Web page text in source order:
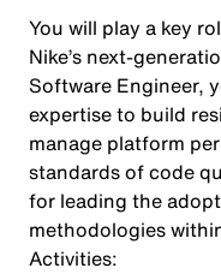
You will play a key
Nike’s next-
Software Engineer,
expertise to build
manage platform
standards of code
for leading the
methodologies
Activities: